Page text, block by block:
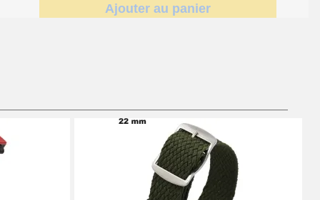
Ajouter au panier
Ajouter au panier